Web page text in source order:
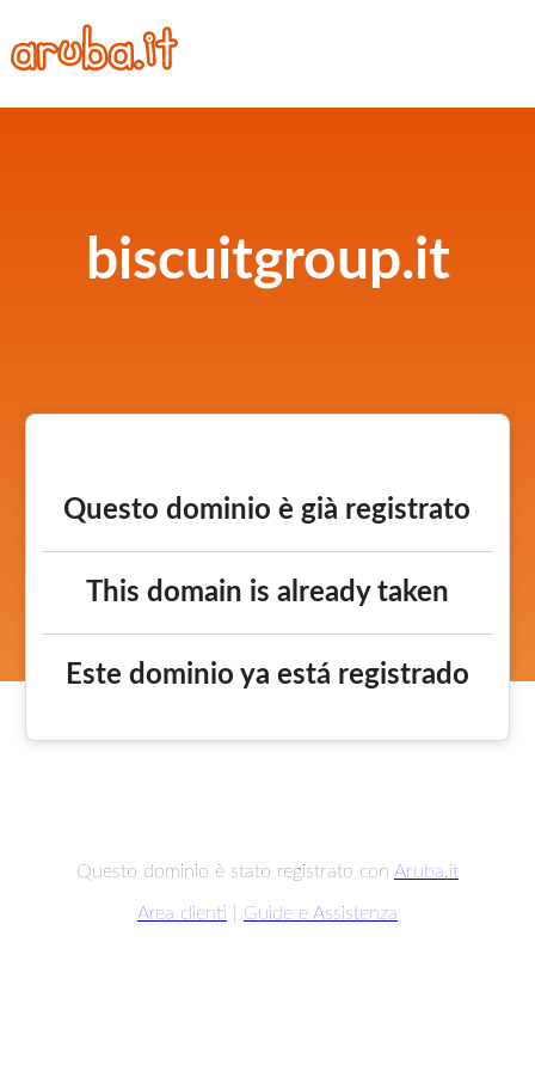
biscuitgroup.it
Questo dominio è già registrato
This domain is already taken
Este dominio ya está registrado
Questo dominio è stato registrato con Aruba.it
Area clienti Guide e Assistenza